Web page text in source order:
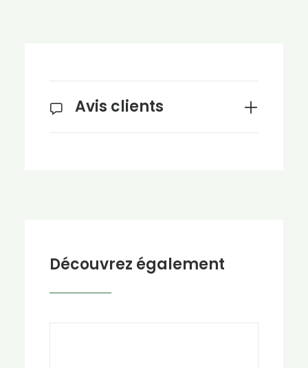
Avis clients
Découvrez également